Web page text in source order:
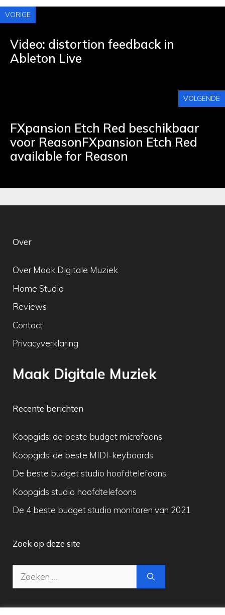
VORIGE
Video: distortion feedback in
Ableton Live
VOLGENDE
FXpansion Etch Red beschikbaar
voor ReasonFXpansion Etch Red
available for Reason
Over
Over Maak Digitale Muziek
Home Studio
Reviews
Contact
Privacyverklaring
Maak Digitale Muziek
Recente berichten
Koopgids: de beste budget microfoons
Koopgids: de beste MIDI-keyboards
De beste budget studio hoofdtelefoons
Koopgids studio hoofdtelefoons
De 4 beste budget studio monitoren van 2021
Zoek op deze site
Zoek